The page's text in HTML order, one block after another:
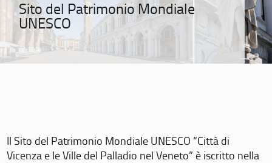
Sito del Patrimonio Mondiale
UNESCO
Il Sito del Patrimonio Mondiale UNESCO “Città di
Vicenza e le Ville del Palladio nel Veneto” è iscritto nella